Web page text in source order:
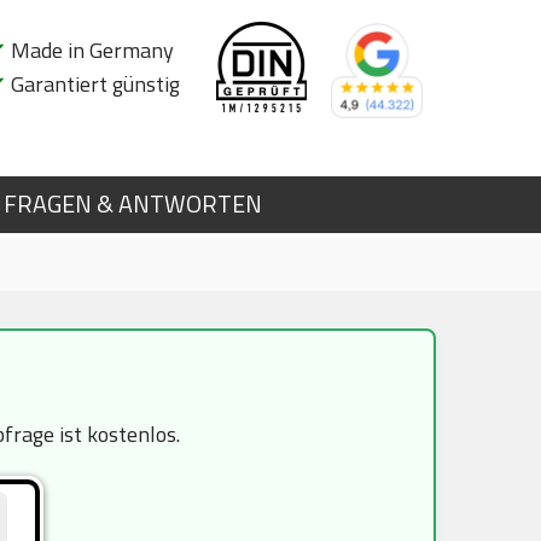
Made in Germany
Garantiert günstig
FRAGEN & ANTWORTEN
ist kostenlos.